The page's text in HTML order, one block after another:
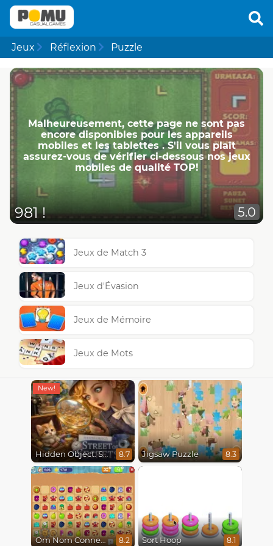
Jeux Réflexion Puzzle
Malheureusement, cette page ne ​​sont pas
encore disponibles pour les appareils
mobiles et les tablettes . S'il vous plaît
assurez-vous de vérifier ci-dessous nos jeux
mobiles de qualité TOP!
981 ! 5.0
Jeux de Match 3
Jeux d'Évasion
Jeux de Mémoire
Jeux de Mots
Hidden Object: Street Of Secrets 8.7 Jigsaw Puzzle 8.3
Om Nom Connect Classic 8.2 Sort Hoop 8.1